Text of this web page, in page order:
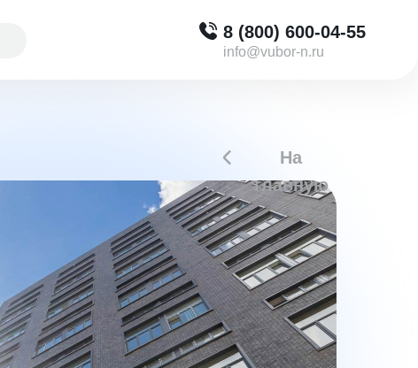
8 (800) 600-04-55
info@vubor-n.ru
На
главную